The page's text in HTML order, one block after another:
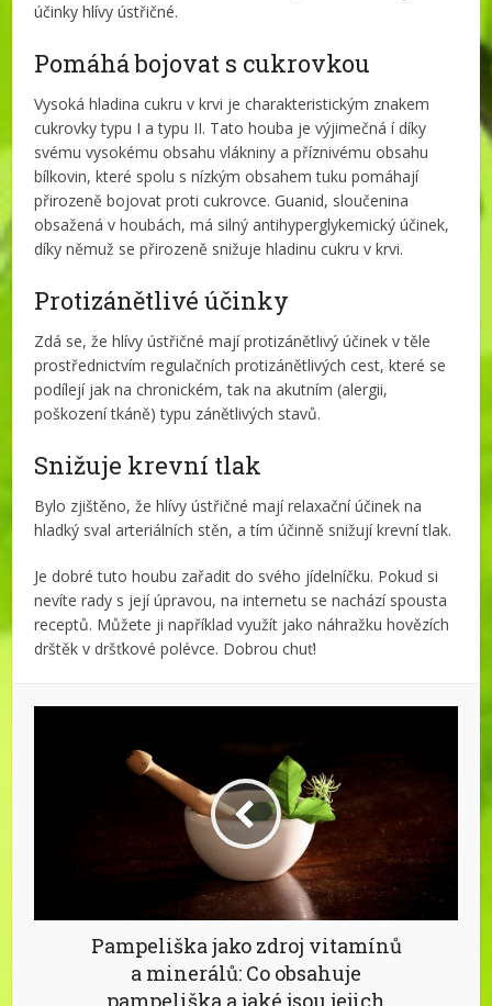
účinky hlívy ústřičné.
Pomáhá bojovat s cukrovkou
Vysoká hladina cukru v krvi je charakteristickým znakem
cukrovky typu I a typu II. Tato houba je výjimečná í díky
svému vysokému obsahu vlákniny a příznivému obsahu
bílkovin, které spolu s nízkým obsahem tuku pomáhají
přirozeně bojovat proti cukrovce. Guanid, sloučenina
obsažená v houbách, má silný antihyperglykemický účinek,
díky němuž se přirozeně snižuje hladinu cukru v krvi.
Protizánětlivé účinky
Zdá se, že hlívy ústřičné mají protizánětlivý účinek v těle
prostřednictvím regulačních protizánětlivých cest, které se
podílejí jak na chronickém, tak na akutním (alergii,
poškození tkáně) typu zánětlivých stavů.
Snižuje krevní tlak
Bylo zjištěno, že hlívy ústřičné mají relaxační účinek na
hladký sval arteriálních stěn, a tím účinně snižují krevní tlak.
Je dobré tuto houbu zařadit do svého jídelníčku. Pokud si
nevíte rady s její úpravou, na internetu se nachází spousta
receptů. Můžete ji například využít jako náhražku hovězích
drštěk v dršťkové polévce. Dobrou chuť!
Pampeliška jako zdroj vitamínů
a minerálů: Co obsahuje
pampeliška a jaké jsou jejich